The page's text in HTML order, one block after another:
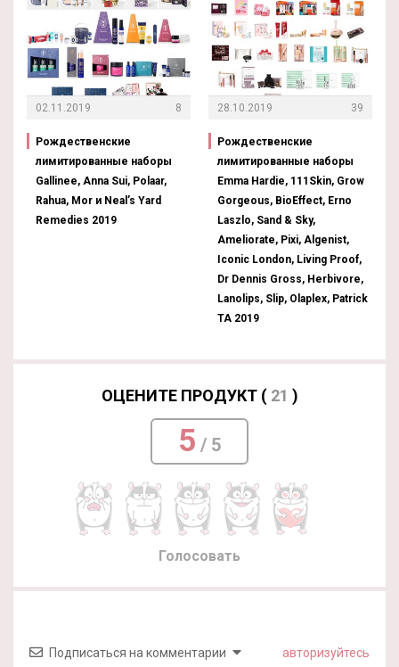
02.11.2019 8
Рождественские
лимитированные наборы
Gallinee, Anna Sui, Polaar,
Rahua, Mor и Neal’s Yard
Remedies 2019
28.10.2019 39
Рождественские
лимитированные наборы
Emma Hardie, 111Skin, Grow
Gorgeous, BioEffect, Erno
Laszlo, Sand & Sky,
Ameliorate, Pixi, Algenist,
Iconic London, Living Proof,
Dr Dennis Gross, Herbivore,
Lanolips, Slip, Olaplex, Patrick
TA 2019
ОЦЕНИТЕ ПРОДУКТ ( 21 )
5 / 5
Голосовать
Подписаться на комментарии авторизуйтесь